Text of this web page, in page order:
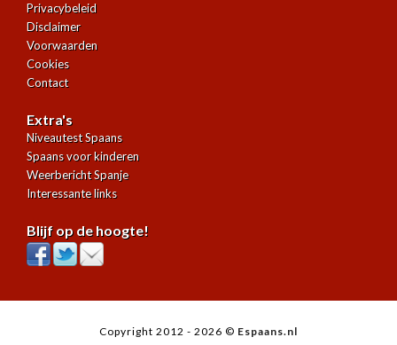
Privacybeleid
Disclaimer
Voorwaarden
Cookies
Contact
Extra's
Niveautest Spaans
Spaans voor kinderen
Weerbericht Spanje
Interessante links
Blijf op de hoogte!
Copyright 2012 - 2026 © Espaans.nl